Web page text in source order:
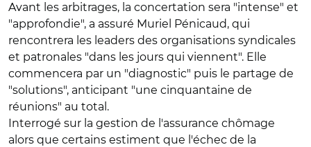
Avant les arbitrages, la concertation sera "intense" et
"approfondie", a assuré Muriel Pénicaud, qui
rencontrera les leaders des organisations syndicales
et patronales "dans les jours qui viennent". Elle
commencera par un "diagnostic" puis le partage de
"solutions", anticipant "une cinquantaine de
réunions" au total.
Interrogé sur la gestion de l'assurance chômage
alors que certains estiment que l'échec de la